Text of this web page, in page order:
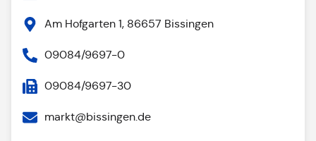
Am Hofgarten 1, 86657 Bissingen
09084/9697-0
09084/9697-30
markt@bissingen.de